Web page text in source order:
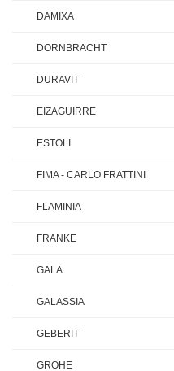
DAMIXA
DORNBRACHT
DURAVIT
EIZAGUIRRE
ESTOLI
FIMA - CARLO FRATTINI
FLAMINIA
FRANKE
GALA
GALASSIA
GEBERIT
GROHE